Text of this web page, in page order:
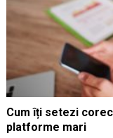
Cum îți setezi
platforme mari